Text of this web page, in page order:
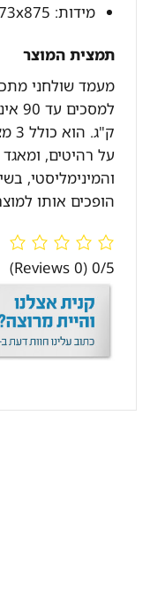
מידות: 940x373x875 מ"מ
תמצית המוצר
מעמד שולחני
ק"ג.
על רהיטים, ומאגד
הופכים אותו
0/5
(0 Reviews)